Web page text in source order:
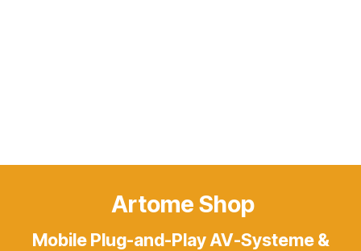
Artome Shop
Mobile Plug-and-Play AV-Systeme &